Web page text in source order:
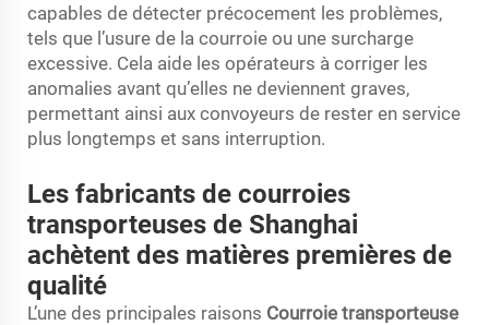
capables de détecter précocement les problèmes,
tels que l’usure de la courroie ou une surcharge
excessive. Cela aide les opérateurs à corriger les
anomalies avant qu’elles ne deviennent graves,
permettant ainsi aux convoyeurs de rester en service
plus longtemps et sans interruption.
Les fabricants de courroies
transporteuses de Shanghai
achètent des matières premières de
qualité
L’une des principales raisons Courroie transporteuse